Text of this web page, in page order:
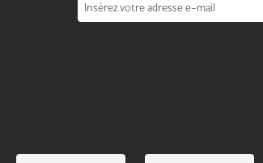
Insérez votre adresse e-mail